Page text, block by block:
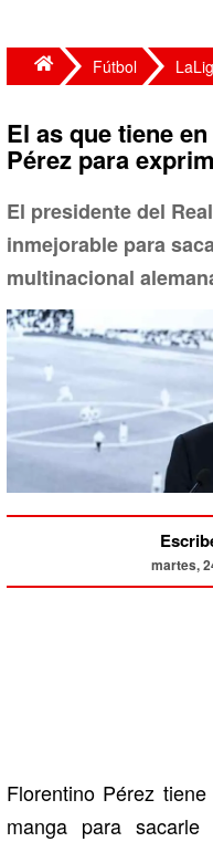
Fútbol
El as que tiene
Pérez para
El presidente del
inmejorable para
multinacional
martes,
Florentino Pérez
manga para